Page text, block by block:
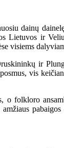
dainų
Lietuvos ir
ir
vis
folkloro